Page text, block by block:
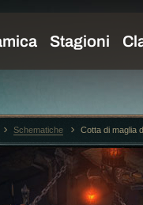
Schematiche Cotta di maglia